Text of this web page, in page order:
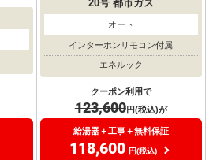
20号都市ガス
オート
インターホンリモコン付属
エネルック
クーポン利用で
123,600円(税込)が
給湯器＋工事＋無料保証
118,600 円(税込)